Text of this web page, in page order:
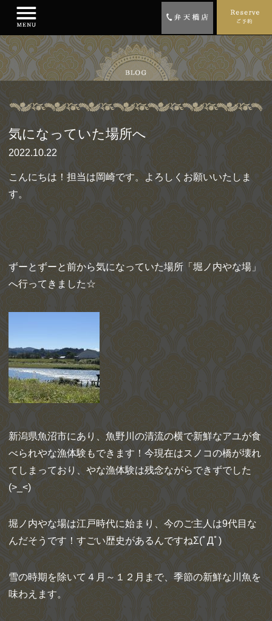
気になっていた場所へ
2022.10.22
こんにちは！担当は岡崎です。よろしくお願いいたしま
す。
ずーとずーと前から気になっていた場所「堀ノ内やな場」
へ行ってきました☆
新潟県魚沼市にあり、魚野川の清流の横で新鮮なアユが食
べられやな漁体験もできます！今現在はスノコの橋が壊れ
てしまっており、やな漁体験は残念ながらできずでした
(>_<)
堀ノ内やな場は江戸時代に始まり、今のご主人は9代目な
んだそうです！すごい歴史があるんですねΣ(ﾟДﾟ)
雪の時期を除いて４月～１２月まで、季節の新鮮な川魚を
味わえます。